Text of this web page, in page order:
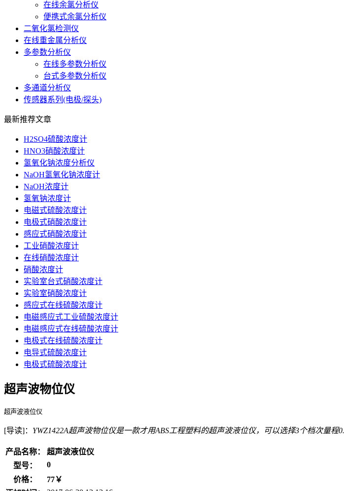
在线余氯分析仪
便携式余氯分析仪
二氧化氯检测仪
在线重金属分析仪
多参数分析仪
在线多参数分析仪
台式多参数分析仪
多通道分析仪
传感器系列(电极/探头)
最新推荐文章
H2SO4硫酸浓度计
HNO3硝酸浓度计
氢氧化钠浓度分析仪
NaOH氢氧化钠浓度计
NaOH浓度计
氢氧钠浓度计
电磁式硫酸浓度计
电极式硝酸浓度计
感应式硝酸浓度计
工业硝酸浓度计
在线硝酸浓度计
硝酸浓度计
实验室台式硝酸浓度计
实验室硝酸浓度计
感应式在线硫酸浓度计
电磁感应式工业硫酸浓度计
电磁感应式在线硫酸浓度计
电极式在线硫酸浓度计
电导式硫酸浓度计
电极式硫酸浓度计
超声波物位仪
超声波液位仪
[导读]： YWZ1422A超声波物位仪是一款才用ABS工程塑料的超声波液位仪，可以选择3个档次量
产品名称：
超声波液位仪
型号：
0
价格：
77￥